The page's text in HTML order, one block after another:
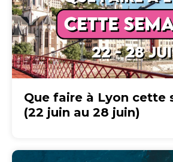
Que faire à Lyon cette
(22 juin au 28 juin)